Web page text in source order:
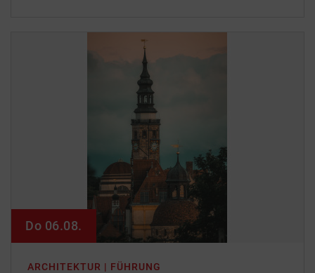
ARCHITEKTUR | FÜHRUNG
Do 06.08.